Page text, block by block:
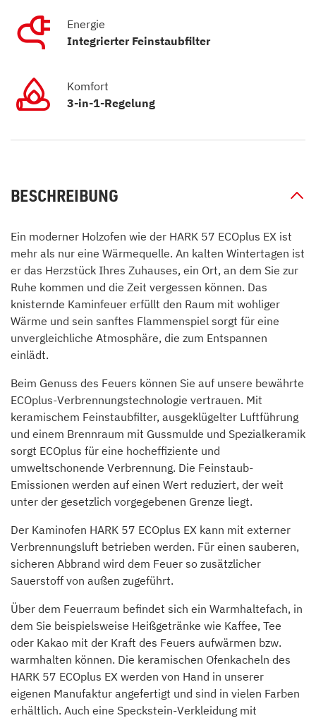
Energie
Integrierter Feinstaubfilter
Komfort
3-in-1-Regelung
BESCHREIBUNG
Ein moderner Holzofen wie der HARK 57 ECOplus EX ist
mehr als nur eine Wärmequelle. An kalten Wintertagen ist
er das Herzstück Ihres Zuhauses, ein Ort, an dem Sie zur
Ruhe kommen und die Zeit vergessen können. Das
knisternde Kaminfeuer erfüllt den Raum mit wohliger
Wärme und sein sanftes Flammenspiel sorgt für eine
unvergleichliche Atmosphäre, die zum Entspannen
einlädt.
Beim Genuss des Feuers können Sie auf unsere bewährte
ECOplus-Verbrennungstechnologie vertrauen. Mit
keramischem Feinstaubfilter, ausgeklügelter Luftführung
und einem Brennraum mit Gussmulde und Spezialkeramik
sorgt ECOplus für eine hocheffiziente und
umweltschonende Verbrennung. Die Feinstaub-
Emissionen werden auf einen Wert reduziert, der weit
unter der gesetzlich vorgegebenen Grenze liegt.
Der Kaminofen HARK 57 ECOplus EX kann mit externer
Verbrennungsluft betrieben werden. Für einen sauberen,
sicheren Abbrand wird dem Feuer so zusätzlicher
Sauerstoff von außen zugeführt.
Über dem Feuerraum befindet sich ein Warmhaltefach, in
dem Sie beispielsweise Heißgetränke wie Kaffee, Tee
oder Kakao mit der Kraft des Feuers aufwärmen bzw.
warmhalten können. Die keramischen Ofenkacheln des
HARK 57 ECOplus EX werden von Hand in unserer
eigenen Manufaktur angefertigt und sind in vielen Farben
erhältlich. Auch eine Speckstein-Verkleidung mit